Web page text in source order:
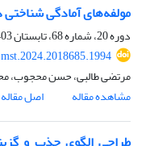
مولفه‌های آمادگی
دوره 20، شماره 68، تابستان 1403، صفحه
مرتضی طالبی، حسن محجوب،
مشاهده مقاله
اصل مقاله